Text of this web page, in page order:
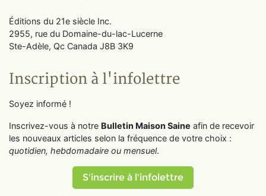
Éditions du 21e siècle Inc.
2955, rue du Domaine-du-lac-Lucerne
Ste-Adèle, Qc Canada J8B 3K9
Inscription à l'infolettre
Soyez informé !
Inscrivez-vous à notre Bulletin Maison Saine afin de recevoir
les nouveaux articles selon la fréquence de votre choix :
quotidien, hebdomadaire ou mensuel.
S'inscrire à l'infolettre